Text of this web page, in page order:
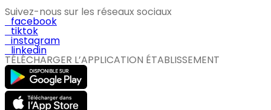
Suivez-nous sur les réseaux sociaux
facebook
tiktok
instagram
linkedin
TÉLÉCHARGER L’APPLICATION ÉTABLISSEMENT